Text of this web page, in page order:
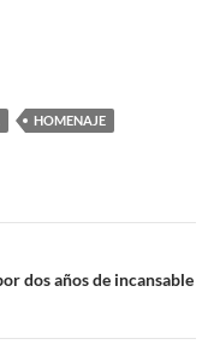
HOMENAJE
dos años de incansable